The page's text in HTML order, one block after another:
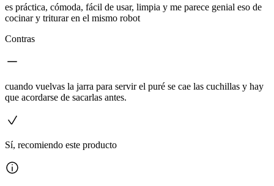
es práctica, cómoda, fácil de usar, limpia y me parece genial eso de
cocinar y triturar en el mismo robot
Contras
cuando vuelvas la jarra para servir el puré se cae las cuchillas y hay
que acordarse de sacarlas antes.
Sí, recomiendo este producto